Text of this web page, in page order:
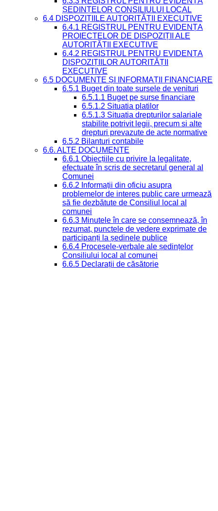
ȘEDINȚELOR CONSILIULUI LOCAL
6.4 DISPOZIȚIILE AUTORITĂȚII EXECUTIVE
6.4.1 REGISTRUL PENTRU EVIDENȚA
PROIECTELOR DE DISPOZIȚII ALE
AUTORITĂȚII EXECUTIVE
6.4.2 REGISTRUL PENTRU EVIDENȚA
DISPOZIȚIILOR AUTORITĂȚII
EXECUTIVE
6.5 DOCUMENTE ȘI INFORMAȚII FINANCIARE
6.5.1 Buget din toate sursele de venituri
6.5.1.1 Buget pe surse financiare
6.5.1.2 Situatia platilor
6.5.1.3 Situatia drepturilor salariale
stabilite potrivit legii, precum si alte
drepturi prevazute de acte normative
6.5.2 Bilanturi contabile
6.6. ALTE DOCUMENTE
6.6.1 Obiecțiile cu privire la legalitate,
efectuate în scris de secretarul general al
Comunei
6.6.2 Informații din oficiu asupra
problemelor de interes public care urmează
să fie dezbătute de Consiliul local al
comunei
6.6.3 Minutele în care se consemnează, în
rezumat, punctele de vedere exprimate de
participanți la ședinele publice
6.6.4 Procesele-verbale ale ședințelor
Consiliului local al comunei
6.6.5 Declarații de căsătorie